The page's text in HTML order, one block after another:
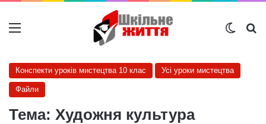
Меню
Конспекти уроків мистецтва 10 клас Усі уроки мистецтва
Файли
Тема: Художня культура